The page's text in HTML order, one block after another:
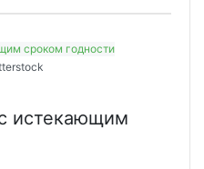
истекающим